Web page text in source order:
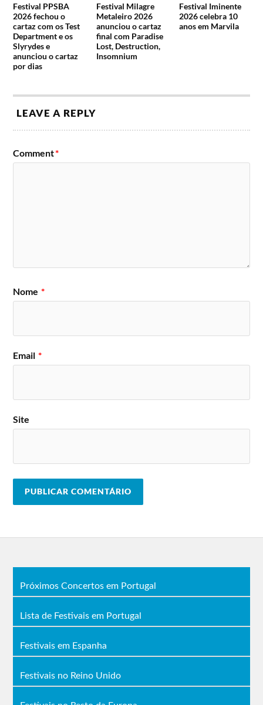
Festival PPSBA
2026 fechou o
cartaz com os Test
Department e os
Slyrydes e
anunciou o cartaz
por dias
Festival Milagre
Metaleiro 2026
anunciou o cartaz
final com Paradise
Lost, Destruction,
Insomnium
Festival Iminente
2026 celebra 10
anos em Marvila
LEAVE A REPLY
Comment*
Nome *
Email *
Site
Próximos Concertos em Portugal
Lista de Festivais em Portugal
Festivais em Espanha
Festivais no Reino Unido